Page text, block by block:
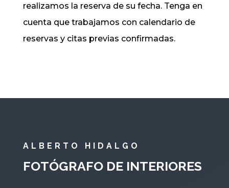
realizamos la reserva de su fecha. Tenga en
cuenta que trabajamos con calendario de
reservas y citas previas confirmadas.
ALBERTO HIDALGO
FOTÓGRAFO DE INTERIORES